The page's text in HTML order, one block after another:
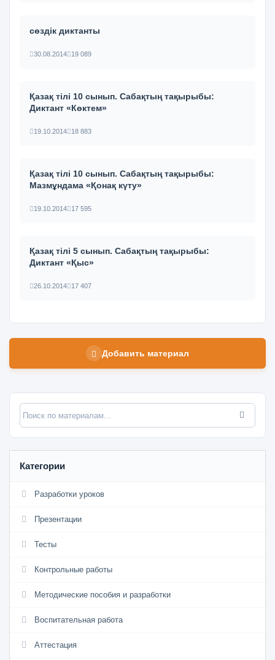
сөздік диктанты
30.08.2014 19 089
Қазақ тілі 10 сынып. Сабақтың тақырыбы:
Диктант «Көктем»
19.10.2014 18 883
Қазақ тілі 10 сынып. Сабақтың тақырыбы:
Мазмұндама «Қонақ күту»
19.10.2014 17 595
Қазақ тілі 5 сынып. Сабақтың тақырыбы:
Диктант «Қыс»
26.10.2014 17 407
Добавить материал
Категории
Разработки уроков
Презентации
Тесты
Контрольные работы
Методические пособия и разработки
Воспитательная работа
Аттестация